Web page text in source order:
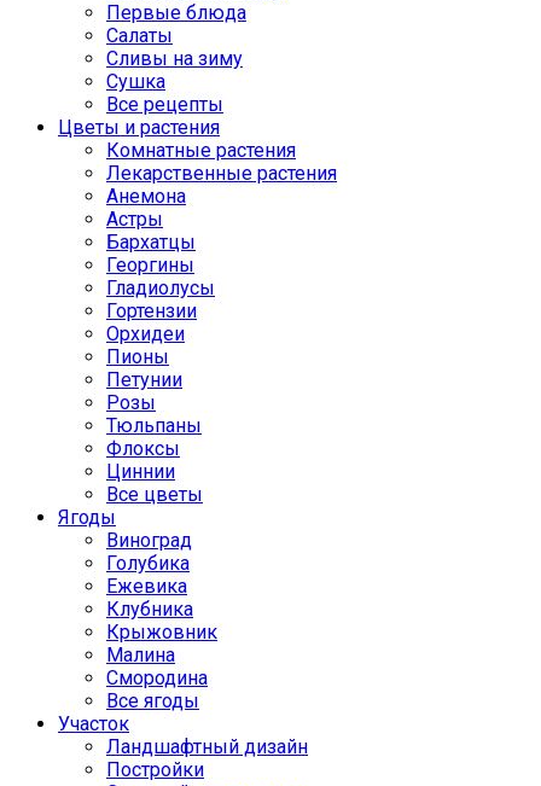
Первые блюда
Салаты
Сливы на зиму
Сушка
Все рецепты
Цветы и растения
Комнатные растения
Лекарственные растения
Анемона
Астры
Бархатцы
Георгины
Гладиолусы
Гортензии
Орхидеи
Пионы
Петунии
Розы
Тюльпаны
Флоксы
Циннии
Все цветы
Ягоды
Виноград
Голубика
Ежевика
Клубника
Крыжовник
Малина
Смородина
Все ягоды
Участок
Ландшафтный дизайн
Постройки